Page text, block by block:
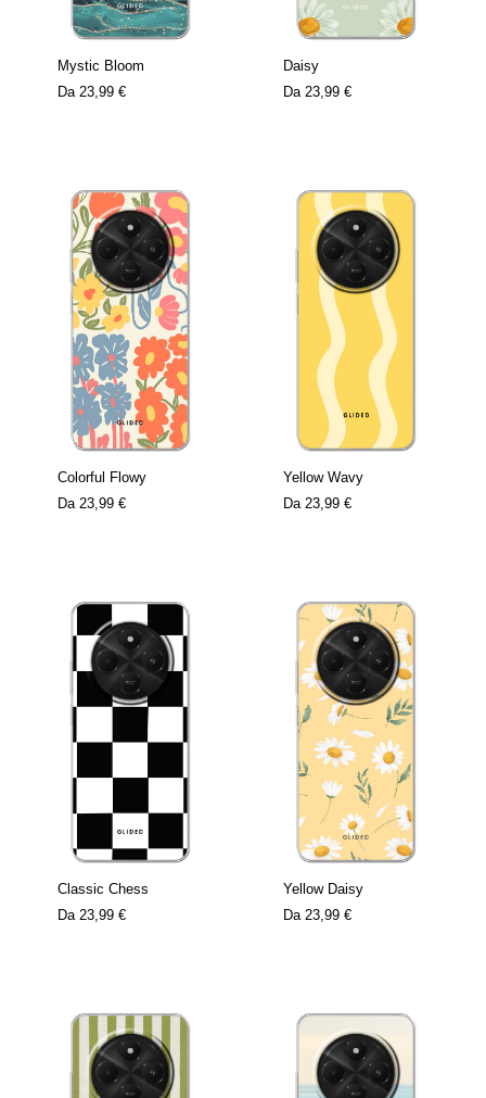
Mystic Bloom
Da 23,99 €
Daisy
Da 23,99 €
Colorful Flowy
Da 23,99 €
Yellow Wavy
Da 23,99 €
Classic Chess
Da 23,99 €
Yellow Daisy
Da 23,99 €